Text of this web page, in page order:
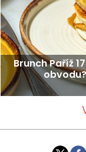
Brunch Paříž